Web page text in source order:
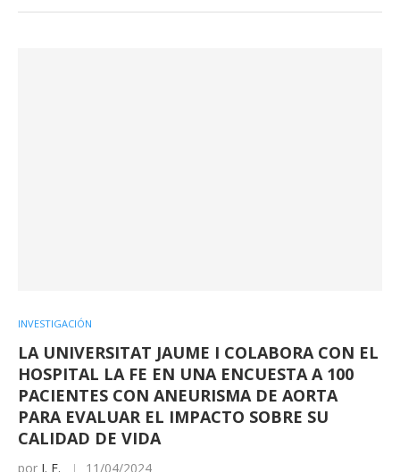
INVESTIGACIÓN
LA UNIVERSITAT JAUME I COLABORA CON EL
HOSPITAL LA FE EN UNA ENCUESTA A 100
PACIENTES CON ANEURISMA DE AORTA
PARA EVALUAR EL IMPACTO SOBRE SU
CALIDAD DE VIDA
por I. F. 11/04/2024